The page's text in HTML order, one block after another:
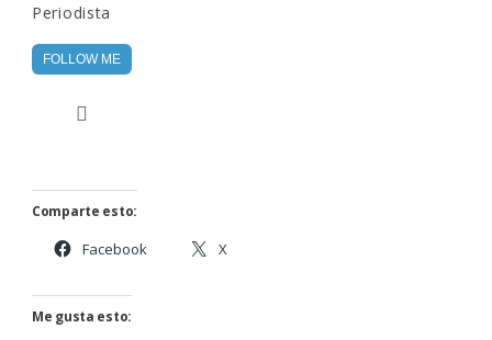
Periodista
FOLLOW ME
Comparte esto:
Facebook X
Me gusta esto: